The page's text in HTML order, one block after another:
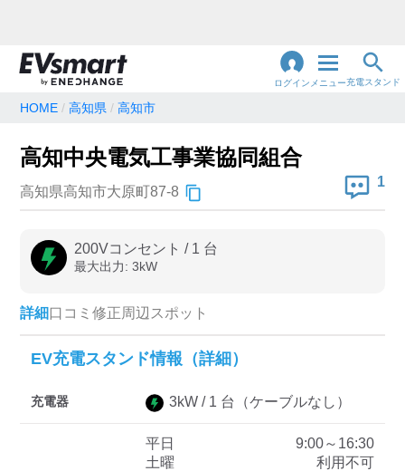
ログイン メニュー充電スタンド
地名・観光スポット・住所で検索
充電器の種類
急速充電器のみ表示
高速道路上のみ表示
認証システム
EV充電エネチェンジ e-Mobility Power
HOME 高知県 高知市
高知中央電気工事業協同組合
高知県高知市大原町87-8
1
200Vコンセント / 1 台
最大出力: 3kW
詳細口コミ 修正周辺スポット
EV充電スタンド情報（詳細）
充電器 3kW / 1 台 （ケーブルなし）
平日
9:00～16:30
土曜
利用不可